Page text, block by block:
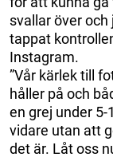
svallar över
tappat
Instagram.
”Vår kärlek till
håller på och
en grej under 5-
vidare utan att
det är. Låt oss